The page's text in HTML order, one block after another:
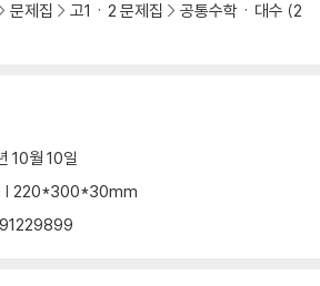
문제집 고1ㆍ2 문제집
공통수학ㆍ대수 (2
10월 10일
| 220*300*30mm